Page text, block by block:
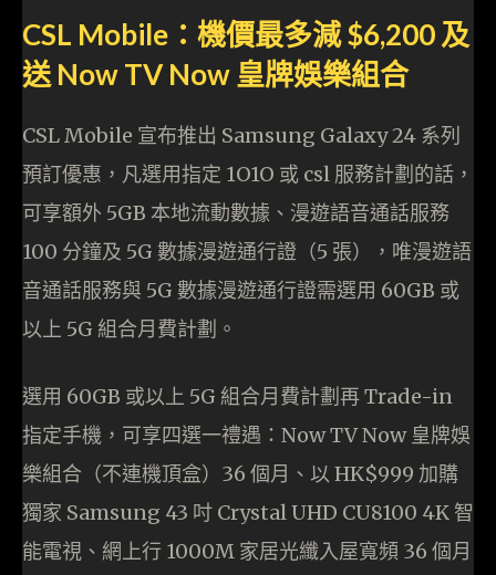
CSL Mobile：機價最多減 $6,200 及
送 Now TV Now 皇牌娛樂組合
CSL Mobile 宣布推出 Samsung Galaxy 24 系列
預訂優惠，凡選用指定 1O1O 或 csl 服務計劃的話，
可享額外 5GB 本地流動數據、漫遊語音通話服務
100 分鐘及 5G 數據漫遊通行證（5 張），唯漫遊語
音通話服務與 5G 數據漫遊通行證需選用 60GB 或
以上 5G 組合月費計劃。
選用 60GB 或以上 5G 組合月費計劃再 Trade-in
指定手機，可享四選一禮遇：Now TV Now 皇牌娛
樂組合（不連機頂盒）36 個月、以 HK$999 加購
獨家 Samsung 43 吋 Crystal UHD CU8100 4K 智
能電視、網上行 1000M 家居光纖入屋寬頻 36 個月